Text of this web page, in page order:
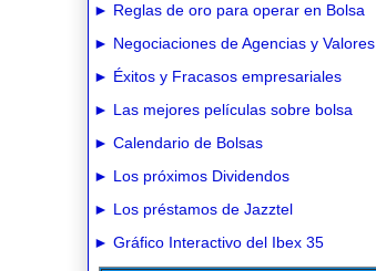
► Reglas de oro para operar en Bolsa
► Negociaciones de Agencias y Valores
► Éxitos y Fracasos empresariales
► Las mejores películas sobre bolsa
► Calendario de Bolsas
► Los próximos Dividendos
► Los préstamos de Jazztel
► Gráfico Interactivo del Ibex 35